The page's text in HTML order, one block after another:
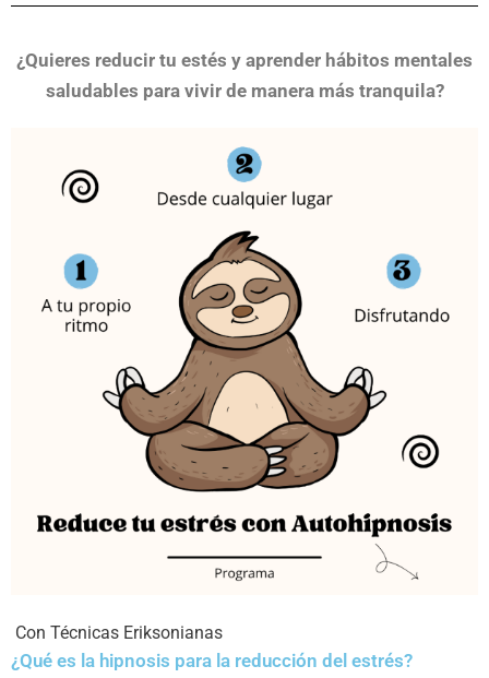
¿Quieres reducir tu estés y aprender hábitos mentales
saludables para vivir de manera más tranquila?
Con Técnicas Eriksonianas
¿Qué es la hipnosis para la reducción del estrés?